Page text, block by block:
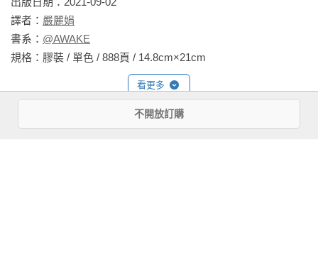
譯者： 嚴麗娟
書系： @AWAKE
規格：膠裝 / 單色 / 888頁 / 14.8cm×21cm
看更多
相關書籍
不開放訂購